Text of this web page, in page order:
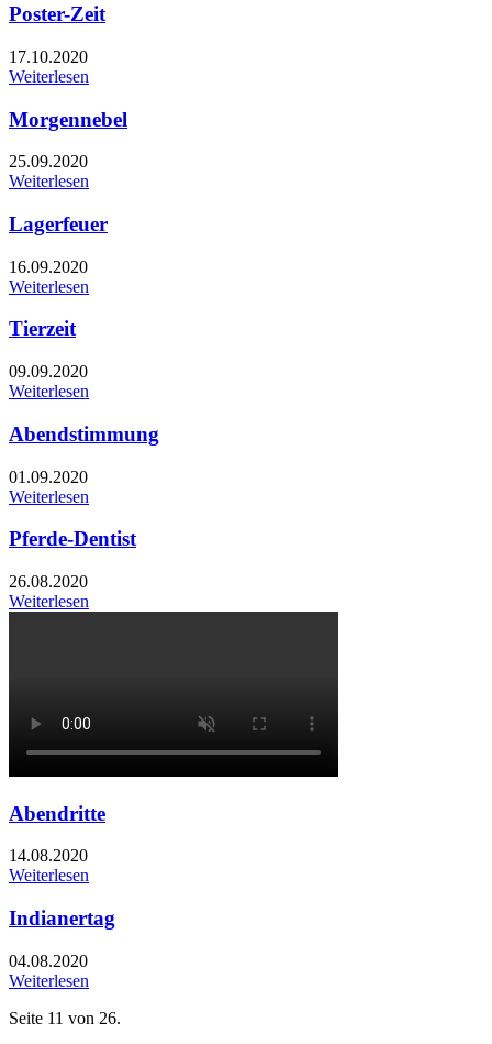
Poster-Zeit
17.10.2020
Weiterlesen
Morgennebel
25.09.2020
Weiterlesen
Lagerfeuer
16.09.2020
Weiterlesen
Tierzeit
09.09.2020
Weiterlesen
Abendstimmung
01.09.2020
Weiterlesen
Pferde-Dentist
26.08.2020
Weiterlesen
Abendritte
14.08.2020
Weiterlesen
Indianertag
04.08.2020
Weiterlesen
Seite 11 von 26.